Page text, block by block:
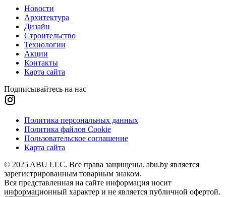
Новости
Архитектура
Дизайн
Строительство
Технологии
Акции
Контакты
Карта сайта
Подписывайтесь на нас
Политика персональных данных
Политика файлов Cookie
Пользовательское соглашение
Карта сайта
© 2025 ABU LLC. Все права защищены. abu.by является
зарегистрированным товарным знаком.
Вся представленная на сайте информация носит
информационный характер и не является публичной офертой.